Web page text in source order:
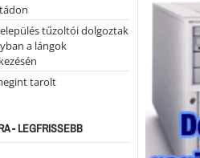
tűzoltói dolgoztak
a lángok
tarolt
- LEGFRISSEBB